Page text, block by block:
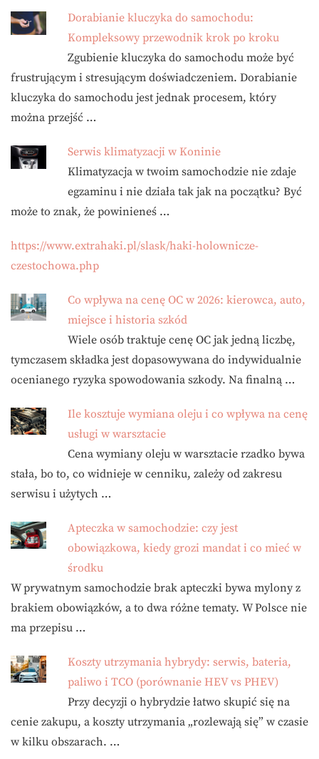
Dorabianie kluczyka do samochodu:
Kompleksowy przewodnik krok po kroku
Zgubienie kluczyka do samochodu może być
frustrującym i stresującym doświadczeniem. Dorabianie
kluczyka do samochodu jest jednak procesem, który
można przejść …
Serwis klimatyzacji w Koninie
Klimatyzacja w twoim samochodzie nie zdaje
egzaminu i nie działa tak jak na początku? Być
może to znak, że powinieneś …
https://www.extrahaki.pl/slask/haki-holownicze-
czestochowa.php
Co wpływa na cenę OC w 2026: kierowca, auto,
miejsce i historia szkód
Wiele osób traktuje cenę OC jak jedną liczbę,
tymczasem składka jest dopasowywana do indywidualnie
ocenianego ryzyka spowodowania szkody. Na finalną …
Ile kosztuje wymiana oleju i co wpływa na cenę
usługi w warsztacie
Cena wymiany oleju w warsztacie rzadko bywa
stała, bo to, co widnieje w cenniku, zależy od zakresu
serwisu i użytych …
Apteczka w samochodzie: czy jest
obowiązkowa, kiedy grozi mandat i co mieć w
środku
W prywatnym samochodzie brak apteczki bywa mylony z
brakiem obowiązków, a to dwa różne tematy. W Polsce nie
ma przepisu …
Koszty utrzymania hybrydy: serwis, bateria,
paliwo i TCO (porównanie HEV vs PHEV)
Przy decyzji o hybrydzie łatwo skupić się na
cenie zakupu, a koszty utrzymania „rozlewają się” w czasie
w kilku obszarach. …